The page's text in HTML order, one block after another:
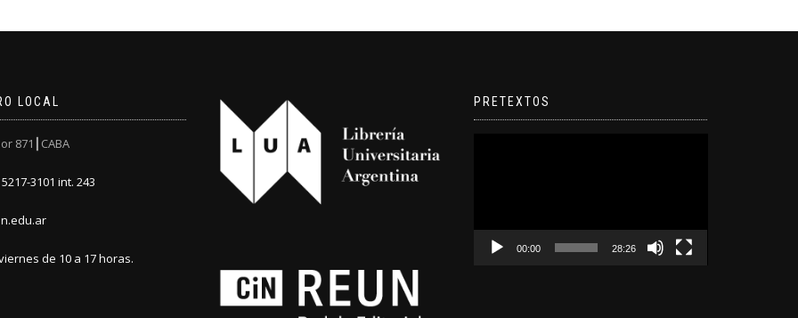
LOCAL
871┃CABA
3101 int. 243
de 10 a 17 horas.
PRETEXTOS
00:00 28:26